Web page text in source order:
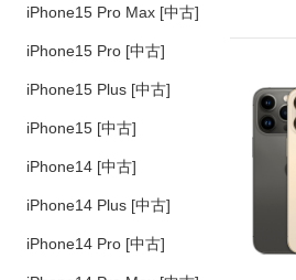
iPhone15 Pro Max [中古]
iPhone15 Pro [中古]
iPhone15 Plus [中古]
iPhone15 [中古]
iPhone14 [中古]
iPhone14 Plus [中古]
iPhone14 Pro [中古]